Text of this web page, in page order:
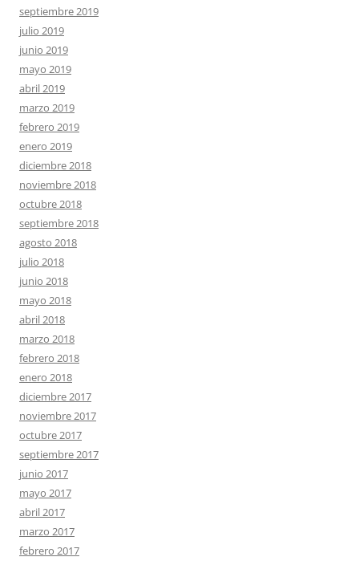
septiembre 2019
julio 2019
junio 2019
mayo 2019
abril 2019
marzo 2019
febrero 2019
enero 2019
diciembre 2018
noviembre 2018
octubre 2018
septiembre 2018
agosto 2018
julio 2018
junio 2018
mayo 2018
abril 2018
marzo 2018
febrero 2018
enero 2018
diciembre 2017
noviembre 2017
octubre 2017
septiembre 2017
junio 2017
mayo 2017
abril 2017
marzo 2017
febrero 2017